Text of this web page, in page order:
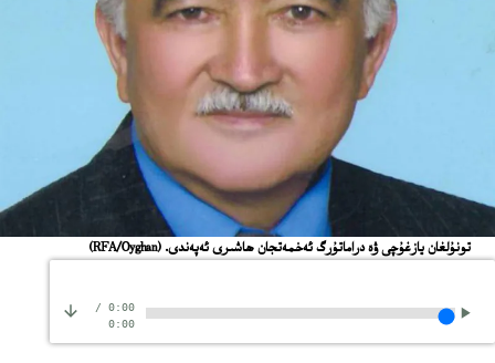
تونۇلغان يازغۇچى ۋە دراماتۇرگ ئەخمەتجان ھاشىرى ئەپەندى.(RFA/Oyghan)
0:00
/
0:00